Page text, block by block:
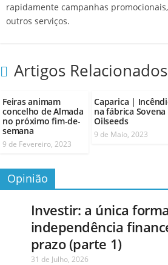
rapidamente campanhas
outros serviços.
Artigos Relacionados
Feiras animam
concelho de Almada
no próximo fim-de-
semana
9 de Fevereiro, 2023
Caparica |
na fábrica Sovena
Oilseeds
9 de Maio, 2023
Opinião
Investir: a única
independência
prazo (parte 1)
31 de Julho, 2026